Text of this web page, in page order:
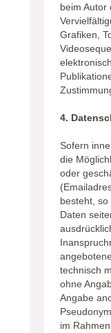
beim Autor
Grafiken,
4.
Sofern
die
oder
besteht,
Daten
technisch
ohne
Angabe
im